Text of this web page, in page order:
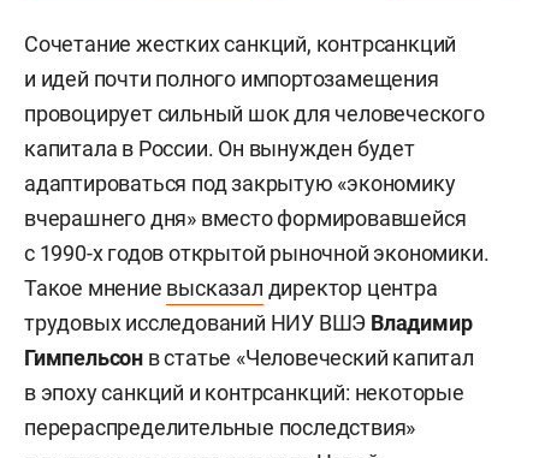
Сочетание жестких санкций, контрсанкций
и идей почти полного импортозамещения
провоцирует сильный шок для человеческого
капитала в России. Он вынужден будет
адаптироваться под закрытую «экономику
вчерашнего дня» вместо формировавшейся
с 1990-х годов открытой рыночной экономики.
Такое мнение высказал директор центра
трудовых исследований НИУ ВШЭ Владимир
Гимпельсон в статье «Человеческий капитал
в эпоху санкций и контрсанкций: некоторые
перераспределительные последствия»